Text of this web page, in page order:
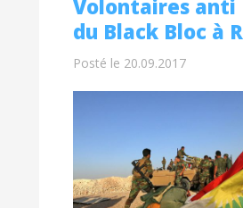
Volontaires anti
du Black Bloc à
Posté le 20.09.2017